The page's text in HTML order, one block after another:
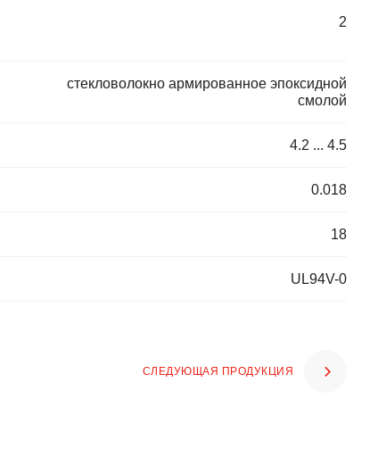
2
стекловолокно армированное эпоксидной
смолой
4.2 ... 4.5
0.018
18
UL94V-0
СЛЕДУЮЩАЯ ПРОДУКЦИЯ